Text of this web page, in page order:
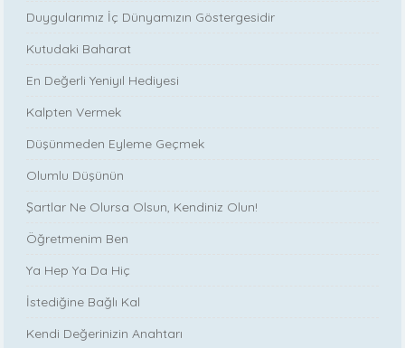
Duygularımız İç Dünyamızın Göstergesidir
Kutudaki Baharat
En Değerli Yeniyıl Hediyesi
Kalpten Vermek
Düşünmeden Eyleme Geçmek
Olumlu Düşünün
Şartlar Ne Olursa Olsun, Kendiniz Olun!
Öğretmenim Ben
Ya Hep Ya Da Hiç
İstediğine Bağlı Kal
Kendi Değerinizin Anahtarı